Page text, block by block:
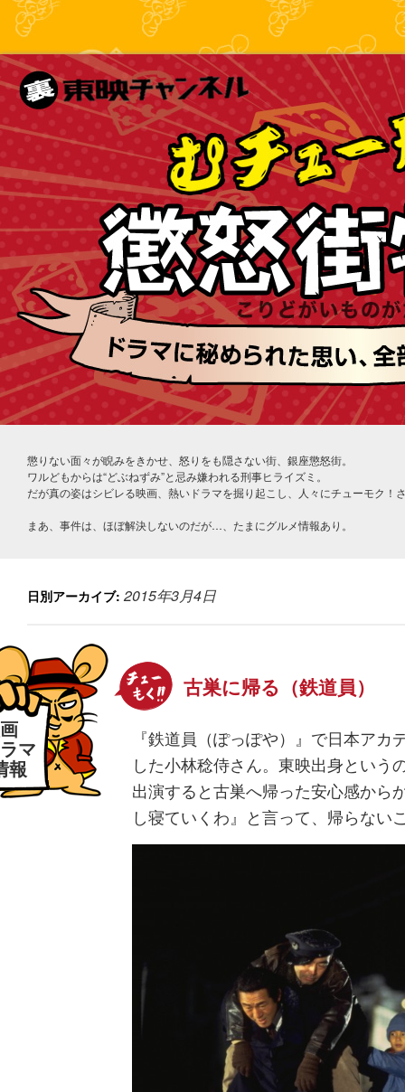
懲りない面々が睨みをきかせ、怒りをも隠さない街、銀座懲怒街。
ワルどもからは“どぶねずみ”と忌み嫌われる刑事ヒライズミ。
だが真の姿はシビレる映画、熱いドラマを掘り起こし、人々にチューモク！
まあ、事件は、ほぼ解決しないのだが…、たまにグルメ情報あり。
日別アーカイブ: 2015年3月4日
マ
報
古巣に帰る（鉄道員）
『鉄道員（ぽっぽや）』で日本ア
した小林稔侍さん。東映出身という
出演すると古巣へ帰った安心感か
し寝ていくわ』と言って、帰らない